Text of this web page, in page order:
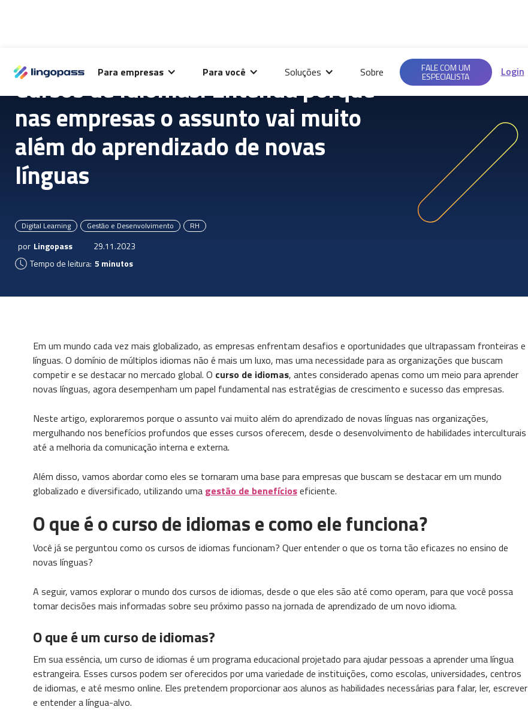
Para empresas Para você Soluções Sobre FALE COM UM
ESPECIALISTA Login
deste site e melhorar sua experiência de navegação.
Saiba mais em nossas
Políticas de
Privacidade.
Cursos de idiomas: Entenda porque
nas empresas o assunto vai muito
além do aprendizado de novas
línguas
Digital Learning Gestão e Desenvolvimento RH
por Lingopass
29.11.2023
Tempo de leitura: 5 minutos
Em um mundo cada vez mais globalizado, as empresas enfrentam desafios e oportunidades que ultrapassam fronteiras e
línguas. O domínio de múltiplos idiomas não é mais um luxo, mas uma necessidade para as organizações que buscam
competir e se destacar no mercado global. O curso de idiomas, antes considerado apenas como um meio para aprender
novas línguas, agora desempenham um papel fundamental nas estratégias de crescimento e sucesso das empresas.
Neste artigo, exploraremos porque o assunto vai muito além do aprendizado de novas línguas nas organizações,
mergulhando nos benefícios profundos que esses cursos oferecem, desde o desenvolvimento de habilidades interculturais
até a melhoria da comunicação interna e externa.
Além disso, vamos abordar como eles se tornaram uma base para empresas que buscam se destacar em um mundo
globalizado e diversificado, utilizando uma gestão de benefícioseficiente.
O que é o curso de idiomas e como ele funciona?
Você já se perguntou como os cursos de idiomas funcionam? Quer entender o que os torna tão eficazes no ensino de
novas línguas?
A seguir, vamos explorar o mundo dos cursos de idiomas, desde o que eles são até como operam, para que você possa
tomar decisões mais informadas sobre seu próximo passo na jornada de aprendizado de um novo idioma.
O que é um curso de idiomas?
Em sua essência, um curso de idiomas é um programa educacional projetado para ajudar pessoas a aprender uma língua
estrangeira. Esses cursos podem ser oferecidos por uma variedade de instituições, como escolas, universidades, centros
de idiomas, e até mesmo online. Eles pretendem proporcionar aos alunos as habilidades necessárias para falar, ler, escrever
e entender a língua-alvo.